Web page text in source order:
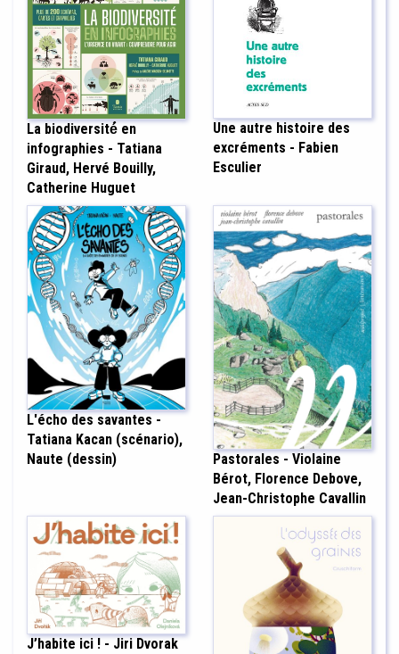
La biodiversité́ en
infographies - Tatiana
Giraud, Hervé Bouilly,
Catherine Huguet
Une autre histoire des
excréments - Fabien
Esculier
L'écho des savantes -
Tatiana Kacan (scénario),
Naute (dessin)
Pastorales - Violaine
Bérot, Florence Debove,
Jean-Christophe Cavallin
J’habite ici ! - Jiri Dvorak